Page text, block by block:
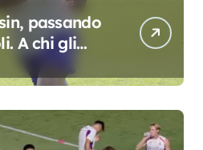
passando
A chi gli